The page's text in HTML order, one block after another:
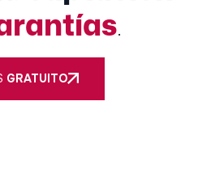
.
GRATUITO